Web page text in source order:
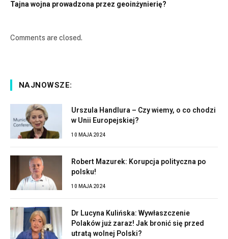
Tajna wojna prowadzona przez geoinżynierię?
Comments are closed.
NAJNOWSZE:
Urszula Handlura – Czy wiemy, o co chodzi
w Unii Europejskiej?
10 MAJA 2024
Robert Mazurek: Korupcja polityczna po
polsku!
10 MAJA 2024
Dr Lucyna Kulińska: Wywłaszczenie
Polaków już zaraz! Jak bronić się przed
utratą wolnej Polski?